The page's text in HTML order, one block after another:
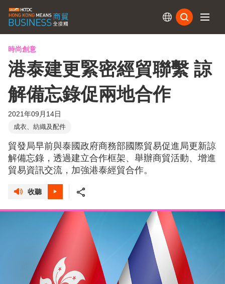
時尚創意
港泰建更緊密經貿聯繫 諒
解備忘錄促兩地合作
2021年09月14日
成衣、紡織及配件
貿發局早前與泰國政府商務部國際貿易促進局更新諒
解備忘錄，透過建立合作框架、舉辦商貿活動、增進
貿易資訊交流，加強港泰經貿合作。
收聽